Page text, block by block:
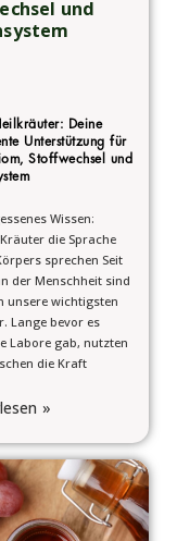
Deine
Unterstützung für
Stoffwechsel und
Wissen:
die Sprache
sprechen Seit
der Menschheit sind
unsere wichtigsten
Lange bevor es
Labore gab, nutzten
die Kraft
»